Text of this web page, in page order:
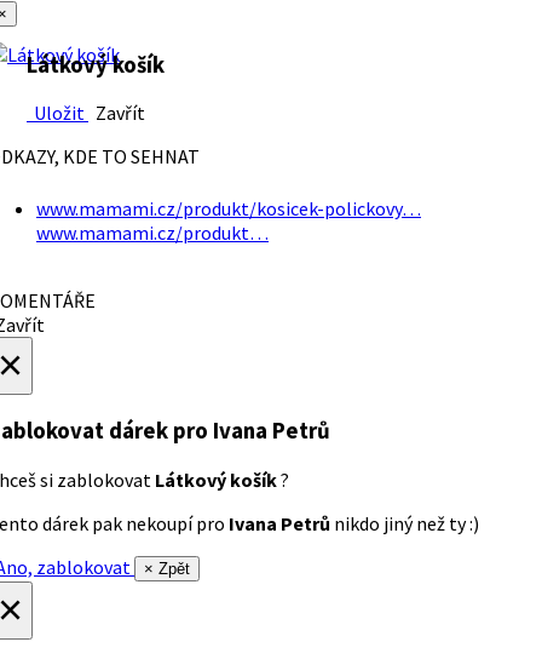
Látkový košík
Uložit Zavřít
KDE TO SEHNAT
www.mamami.cz/produkt/kosicek-polickovy…
www.mamami.cz/produkt…
dárek pro Ivana Petrů
si zablokovat Látkový košík?
dárek pak nekoupí pro Ivana Petrů nikdo jiný než ty :)
zablokovat
× Zpět